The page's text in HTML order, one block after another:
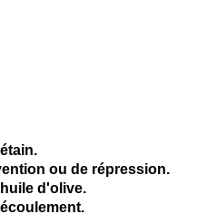
ou de répression.
d'olive.